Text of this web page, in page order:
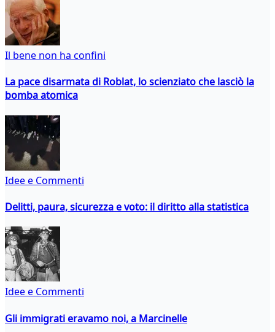
Il bene non ha confini
La pace disarmata di Roblat, lo scienziato che lasciò la
bomba atomica
Idee e Commenti
Delitti, paura, sicurezza e voto: il diritto alla statistica
Idee e Commenti
Gli immigrati eravamo noi, a Marcinelle